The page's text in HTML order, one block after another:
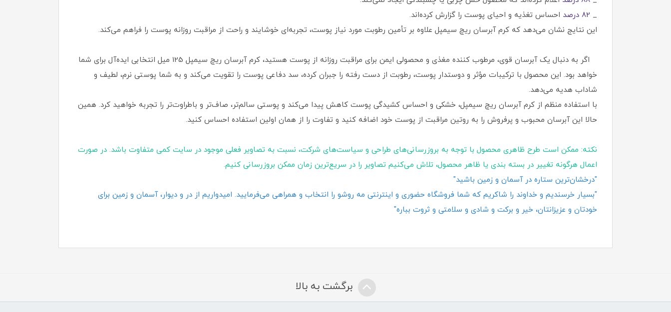
_ 82 درصد
احساس تغذیه و احیای پوست را گزارش کرده‌اند.
این نتایج نشان می‌دهد که کرم آبرسان ریچ سیمپل علاوه بر تأمین رطوبت مورد نیاز پوست، تجربه‌ای خوشایند و راحت از مراقبت روزانه پوست را فراهم می‌کند.
اگر به دنبال یک آبرسان قوی، مرطوب‌ کننده مغذی و محصولی ایمن برای مراقبت روزانه از پوست هستید، کرم آبرسان ریچ سیمپل 125 میل انتخابی ایده‌آل برای شما
خواهد بود. این محصول با ترکیبات مؤثر و دوستدار پوست، رطوبت از دست رفته را جبران کرده، سد دفاعی پوست را تقویت می‌کند و به شما پوستی نرم، لطیف و
شاداب هدیه می‌دهد.
با استفاده منظم از کرم آبرسان ریچ سیمپل، خشکی و احساس کشیدگی پوست کاهش پیدا می‌کند و پوستی سالم‌تر، صاف‌تر و باطراوت‌تر را تجربه خواهید کرد. همین
حالا این آبرسان محبوب و پرفروش را به روتین مراقبت از پوست خود اضافه کنید و تفاوت را از همان اولین استفاده احساس کنید.
نکته: ممکن است طرح ظاهری محصول با توجه به بروزرسانی‌های طراحی و سیاست‌های شرکت، نسبت به تصاویر فعلی موجود در سایت کمی متفاوت باشد. در صورت
اعمال هرگونه تغییر در بسته‌ بندی یا ظاهر محصول، تلاش می‌کنیم تصاویر را در سریع‌ترین زمان ممکن بروزرسانی کنیم.
"درخشان‌ترین ستاره در آسمان و زمین باشید"
"بسیار خرسندیم و خداوند را شاکریم که شما فروشگاه حضوری و اینترنتی مه روشو را انتخاب و همراهی می‌فرمایید. امیدواریم از در و دیوار، آسمان و زمین برای
خودتان و عزیزانتان، خیر و برکت و شادی و سلامتی و ثروت بباره"
برگشت به بالا